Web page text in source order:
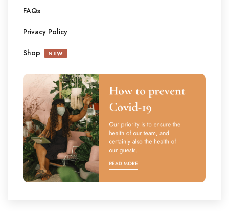
FAQs
Privacy Policy
Shop NEW